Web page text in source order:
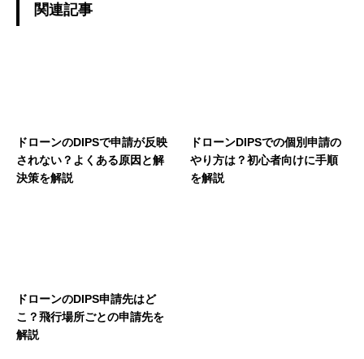
関連記事
ドローンのDIPSで申請が反映
されない？よくある原因と解
決策を解説
ドローンDIPSでの個別申請の
やり方は？初心者向けに手順
を解説
ドローンのDIPS申請先はど
こ？飛行場所ごとの申請先を
解説